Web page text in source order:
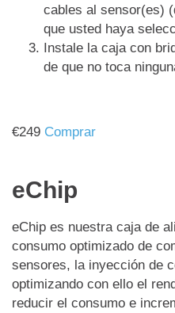
cables al sensor(es)
que usted haya
Instale la caja con
de que no toca
€249 Comprar
eChip
eChip es nuestra caja de
consumo optimizado de
sensores, la inyección de
optimizando con ello el
reducir el consumo e